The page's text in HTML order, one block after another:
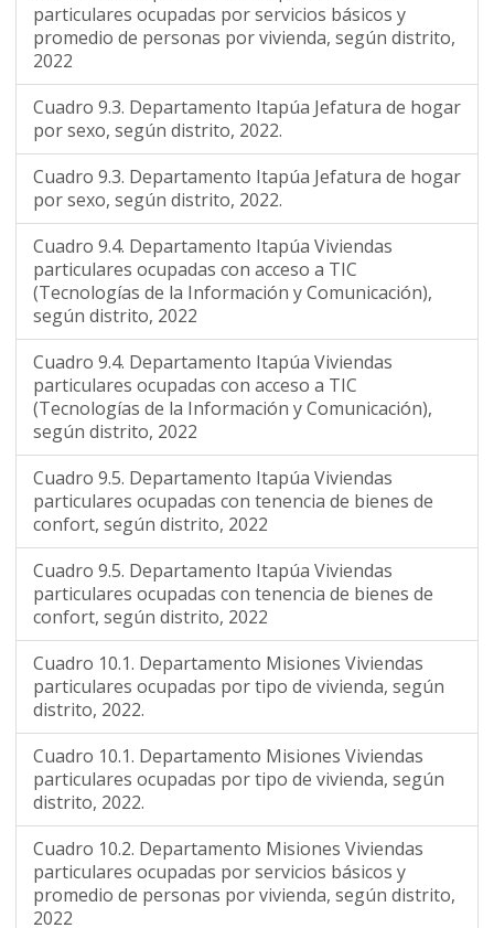
particulares ocupadas por servicios básicos y
promedio de personas por vivienda, según distrito,
2022
Cuadro 9.3. Departamento Itapúa Jefatura de hogar
por sexo, según distrito, 2022.
Cuadro 9.3. Departamento Itapúa Jefatura de hogar
por sexo, según distrito, 2022.
Cuadro 9.4. Departamento Itapúa Viviendas
particulares ocupadas con acceso a TIC
(Tecnologías de la Información y Comunicación),
según distrito, 2022
Cuadro 9.4. Departamento Itapúa Viviendas
particulares ocupadas con acceso a TIC
(Tecnologías de la Información y Comunicación),
según distrito, 2022
Cuadro 9.5. Departamento Itapúa Viviendas
particulares ocupadas con tenencia de bienes de
confort, según distrito, 2022
Cuadro 9.5. Departamento Itapúa Viviendas
particulares ocupadas con tenencia de bienes de
confort, según distrito, 2022
Cuadro 10.1. Departamento Misiones Viviendas
particulares ocupadas por tipo de vivienda, según
distrito, 2022.
Cuadro 10.1. Departamento Misiones Viviendas
particulares ocupadas por tipo de vivienda, según
distrito, 2022.
Cuadro 10.2. Departamento Misiones Viviendas
particulares ocupadas por servicios básicos y
promedio de personas por vivienda, según distrito,
2022